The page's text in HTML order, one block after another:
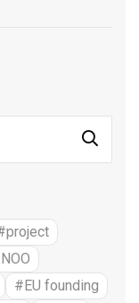
#EU founding